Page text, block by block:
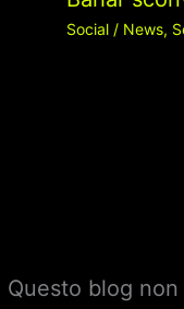
Social/ News,
Questo blog